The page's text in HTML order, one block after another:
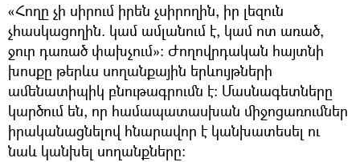
«Հողը չի սիրում իրեն չսիրողին, իր լեզուն
չհասկացողին. կամ ամլանում է, կամ ոտ առած,
ջուր դառած փախչում»: Ժողովրդական հայտնի
խոսքը թերևս սողանքային երևույթների
ամենատիպիկ բնութագրումն է: Մասնագետները
կարծում են, որ համապատասխան միջոցառումներ
իրականացնելով հնարավոր է կանխատեսել ու
նաև կանխել սողանքները: